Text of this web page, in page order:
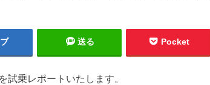
送る Pocket
乗レポートいたします。